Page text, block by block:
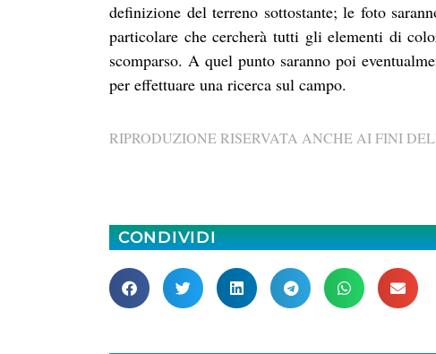
definizione del terreno sottostante; le foto
particolare che cercherà tutti gli elementi di
scomparso. A quel punto saranno poi
per effettuare una ricerca sul campo.
RIPRODUZIONE RISERVATA ANCHE AI FINI
CONDIVIDI